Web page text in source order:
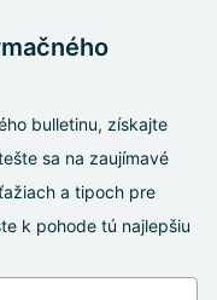
bulletinu, získajte
sa na zaujímavé
a tipoch pre
k pohode tú najlepšiu